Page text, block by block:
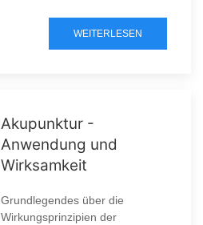
WEITERLESEN
Akupunktur -
Anwendung und
Wirksamkeit
Grundlegendes über die
Wirkungsprinzipien der